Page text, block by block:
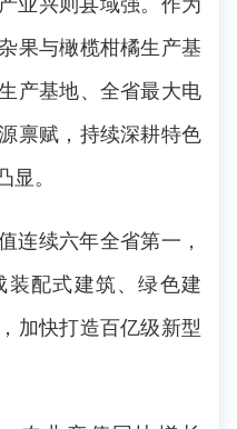
业兴则县域强。作为
果与橄榄柑橘生产基
产基地、全省最大电
禀赋，持续深耕特色
显。
连续六年全省第一，
装配式建筑、绿色建
加快打造百亿级新型